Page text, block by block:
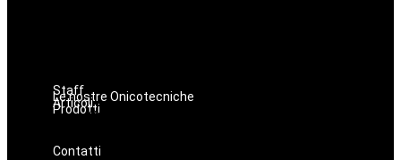
Staff
Le nostre Onicotecniche
Articoli
ProdottiOniconails
Prodotti per ricostruzione unghie
Contatti